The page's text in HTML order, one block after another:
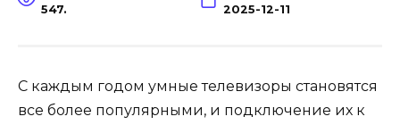
547. 2025-12-11
С каждым годом умные телевизоры становятся
все более популярными, и подключение их к